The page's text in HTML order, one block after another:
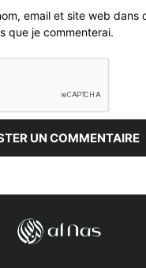
email et site web dans
que je commenterai.